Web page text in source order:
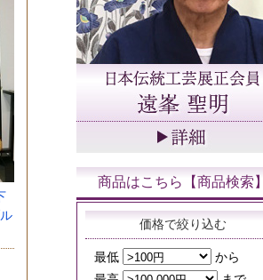
商品はこちら【商品検索】
価格で絞り込む